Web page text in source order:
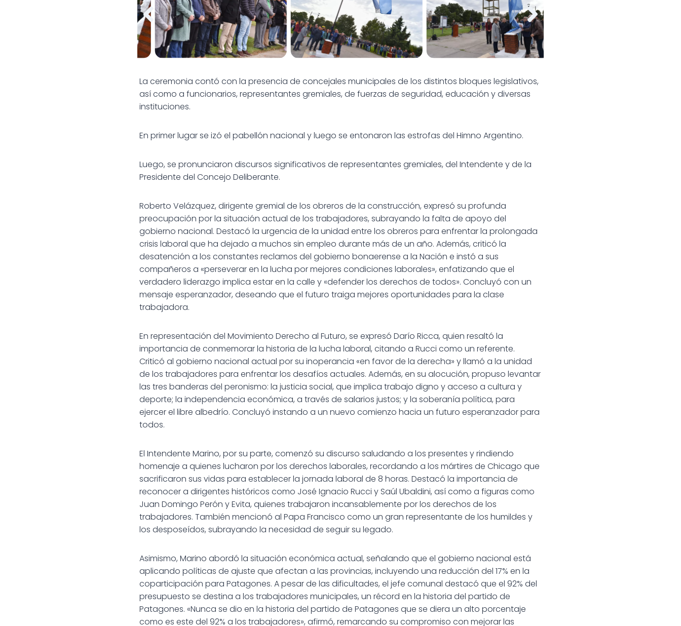
Día del Trabajador Día del Trabajador Día del Trabajador
La ceremonia contó con la presencia de concejales municipales de los distintos bloques legislativos,
así como a funcionarios, representantes gremiales, de fuerzas de seguridad, educación y diversas
instituciones.
En primer lugar se izó el pabellón nacional y luego se entonaron las estrofas del Himno Argentino.
Luego, se pronunciaron discursos significativos de representantes gremiales, del Intendente y de la
Presidente del Concejo Deliberante.
Roberto Velázquez, dirigente gremial de los obreros de la construcción, expresó su profunda
preocupación por la situación actual de los trabajadores, subrayando la falta de apoyo del
gobierno nacional. Destacó la urgencia de la unidad entre los obreros para enfrentar la prolongada
crisis laboral que ha dejado a muchos sin empleo durante más de un año. Además, criticó la
desatención a los constantes reclamos del gobierno bonaerense a la Nación e instó a sus
compañeros a «perseverar en la lucha por mejores condiciones laborales», enfatizando que el
verdadero liderazgo implica estar en la calle y «defender los derechos de todos». Concluyó con un
mensaje esperanzador, deseando que el futuro traiga mejores oportunidades para la clase
trabajadora.
En representación del Movimiento Derecho al Futuro, se expresó Darío Ricca, quien resaltó la
importancia de conmemorar la historia de la lucha laboral, citando a Rucci como un referente.
Criticó al gobierno nacional actual por su inoperancia «en favor de la derecha» y llamó a la unidad
de los trabajadores para enfrentar los desafíos actuales. Además, en su alocución, propuso levantar
las tres banderas del peronismo: la justicia social, que implica trabajo digno y acceso a cultura y
deporte; la independencia económica, a través de salarios justos; y la soberanía política, para
ejercer el libre albedrío. Concluyó instando a un nuevo comienzo hacia un futuro esperanzador para
todos.
El Intendente Marino, por su parte, comenzó su discurso saludando a los presentes y rindiendo
homenaje a quienes lucharon por los derechos laborales, recordando a los mártires de Chicago que
sacrificaron sus vidas para establecer la jornada laboral de 8 horas. Destacó la importancia de
reconocer a dirigentes históricos como José Ignacio Rucci y Saúl Ubaldini, así como a figuras como
Juan Domingo Perón y Evita, quienes trabajaron incansablemente por los derechos de los
trabajadores. También mencionó al Papa Francisco como un gran representante de los humildes y
los desposeídos, subrayando la necesidad de seguir su legado.
Asimismo, Marino abordó la situación económica actual, señalando que el gobierno nacional está
aplicando políticas de ajuste que afectan a las provincias, incluyendo una reducción del 17% en la
coparticipación para Patagones. A pesar de las dificultades, el jefe comunal destacó que el 92% del
presupuesto se destina a los trabajadores municipales, un récord en la historia del partido de
Patagones. «Nunca se dio en la historia del partido de Patagones que se diera un alto porcentaje
como es este del 92% a los trabajadores», afirmó, remarcando su compromiso con mejorar las